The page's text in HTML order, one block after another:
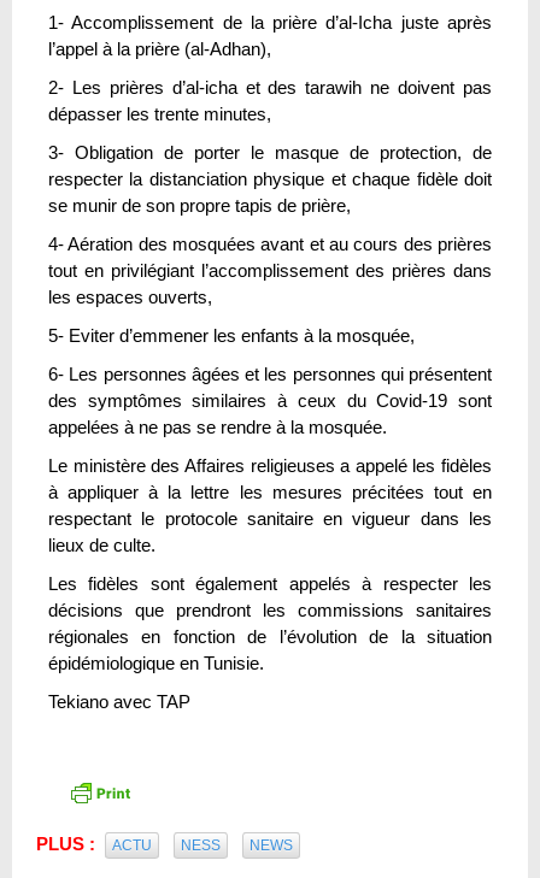
1- Accomplissement de la prière d’al-Icha juste après
l’appel à la prière (al-Adhan),
2- Les prières d’al-icha et des tarawih ne doivent pas
dépasser les trente minutes,
3- Obligation de porter le masque de protection, de
respecter la distanciation physique et chaque fidèle doit
se munir de son propre tapis de prière,
4- Aération des mosquées avant et au cours des prières
tout en privilégiant l’accomplissement des prières dans
les espaces ouverts,
5- Eviter d’emmener les enfants à la mosquée,
6- Les personnes âgées et les personnes qui présentent
des symptômes similaires à ceux du Covid-19 sont
appelées à ne pas se rendre à la mosquée.
Le ministère des Affaires religieuses a appelé les fidèles
à appliquer à la lettre les mesures précitées tout en
respectant le protocole sanitaire en vigueur dans les
lieux de culte.
Les fidèles sont également appelés à respecter les
décisions que prendront les commissions sanitaires
régionales en fonction de l’évolution de la situation
épidémiologique en Tunisie.
Tekiano avec TAP
PLUS : ACTU NESS NEWS